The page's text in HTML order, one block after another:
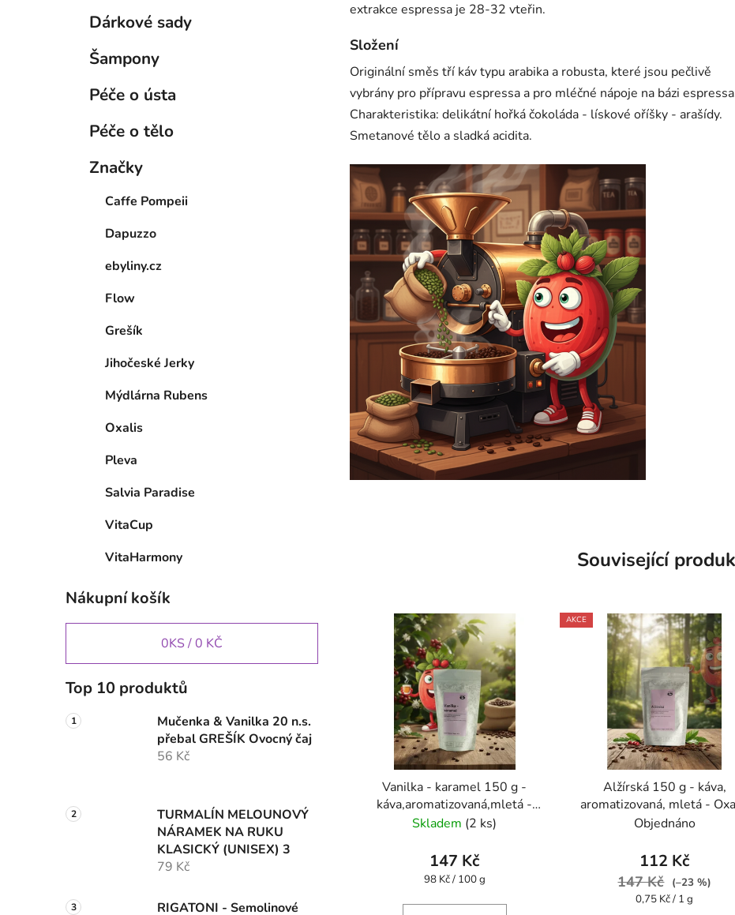
Dárkové sady
Šampony
Péče o ústa
Péče o tělo
Značky
Caffe Pompeii
Dapuzzo
ebyliny.cz
Flow
Grešík
Jihočeské Jerky
Mýdlárna Rubens
Oxalis
Pleva
Salvia Paradise
VitaCup
VitaHarmony
Nákupní košík
0KS /0 KČ
Top 10 produktů
Mučenka & Vanilka 20 n.s.
přebal GREŠÍK Ovocný čaj
56 Kč
TURMALÍN MELOUNOVÝ
NÁRAMEK NA RUKU
KLASICKÝ (UNISEX) 3
79 Kč
RIGATONI - Semolinové
extrakce espressa je 28-32 vteřin.
Složení
Originální směs tří káv typu arabika a robusta, které jsou pečlivě
vybrány pro přípravu espressa a pro mléčné nápoje na bázi
Charakteristika: delikátní hořká čokoláda - lískové oříšky - arašídy.
Smetanové tělo a sladká acidita.
Související
Vanilka - karamel 150 g -
káva,aromatizovaná,mletá -
Oxalis
Skladem (2 ks)
147 Kč
Měrná
98 Kč / 100 g
AKCE
Alžírská 150 g - káva,
aromatizovaná, mletá -
Objednáno
112 Kč
147 Kč (–23 %)
Měrná
0,75 Kč / 1 g